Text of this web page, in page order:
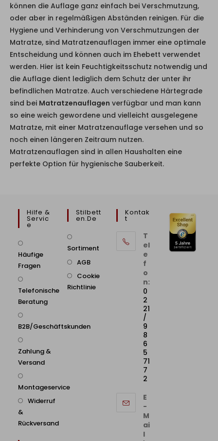
können die Auflage ganz einfach bei Verschmutzung,
oder aber in regelmäßigen Abständen reinigen. Für die
Hygiene und Verhinderung von Verschmutzungen der
Matratze, sind Matratzenauflagen immer eine optimale
Entscheidung und können auch im Ehebett verwendet
werden. Hier ist kein Feuchtigkeitsschutz notwendig und
die Auflage dient lediglich dem Schutz der unter ihr
befindlichen Matratze. Auch verschiedene Härtegrade
sind bei Matratzenauflagen verfügbar und man kann
so eine weich gewordene und vielleicht ausgelegene
Matratze, mit einer Matratzenauflage versehen und so
noch einen längeren Zeitraum nutzen.
Matratzenauflagen sind in allen Haushalten eine
perfekte Option für hygienische Sauberkeit.
Hilfe &
Servic
E
Häufige
Fragen
Telefonische
Beratung
B2B/Geschäftskunden
Zahlung &
Versand
Montageservice
Widerruf
&
Rückversand
Stilbett
En.de
Sortiment
AGB
Cookie
Richtlinie
Kontak
T
T
el
e
f
o
n:
0
2
21
/
9
8
6
5
71
7
2
E
-
M
ai
l